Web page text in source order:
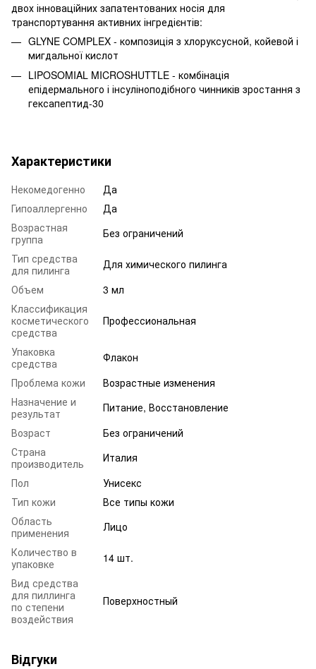
двох інноваційних запатентованих носія для
транспортування активних інгредієнтів:
GLYNE COMPLEX - композиція з хлоруксусной, койевой і
мигдальної кислот
LIPOSOMIAL MICROSHUTTLE - комбінація
епідермального і інсуліноподібного чинників зростання з
гексапептид-30
Характеристики
Некомедогенно
Да
Гипоаллергенно
Да
Возрастная
группа
Без ограничений
Тип средства
для пилинга
Для химического пилинга
Объем
3 мл
Классификация
косметического
средства
Профессиональная
Упаковка
средства
Флакон
Проблема кожи
Возрастные изменения
Назначение и
результат
Питание, Восстановление
Возраст
Без ограничений
Страна
производитель
Италия
Пол
Унисекс
Тип кожи
Все типы кожи
Область
применения
Лицо
Количество в
упаковке
14 шт.
Вид средства
для пиллинга
по степени
воздействия
Поверхностный
Відгуки